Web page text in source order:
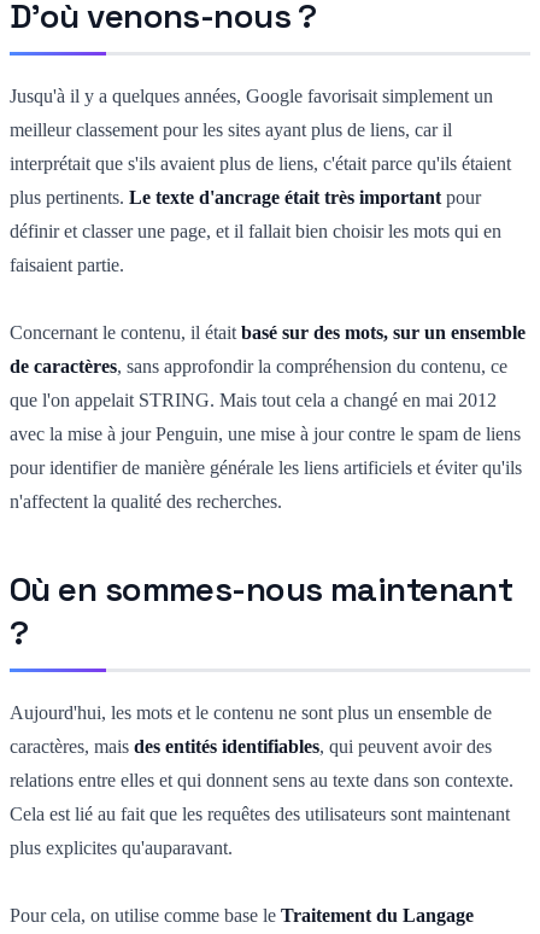
D'où venons-nous ?
Jusqu'à il y a quelques années, Google favorisait simplement un
meilleur classement pour les sites ayant plus de liens, car il
interprétait que s'ils avaient plus de liens, c'était parce qu'ils étaient
plus pertinents. Le texte d'ancrage était très important pour
définir et classer une page, et il fallait bien choisir les mots qui en
faisaient partie.
Concernant le contenu, il était basé sur des mots, sur un ensemble
de caractères, sans approfondir la compréhension du contenu, ce
que l'on appelait STRING. Mais tout cela a changé en mai 2012
avec la mise à jour Penguin, une mise à jour contre le spam de liens
pour identifier de manière générale les liens artificiels et éviter qu'ils
n'affectent la qualité des recherches.
Où en sommes-nous maintenant
?
Aujourd'hui, les mots et le contenu ne sont plus un ensemble de
caractères, mais des entités identifiables, qui peuvent avoir des
relations entre elles et qui donnent sens au texte dans son contexte.
Cela est lié au fait que les requêtes des utilisateurs sont maintenant
plus explicites qu'auparavant.
Pour cela, on utilise comme base le Traitement du Langage